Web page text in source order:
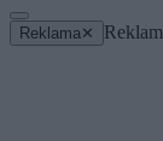
Reklama ✕